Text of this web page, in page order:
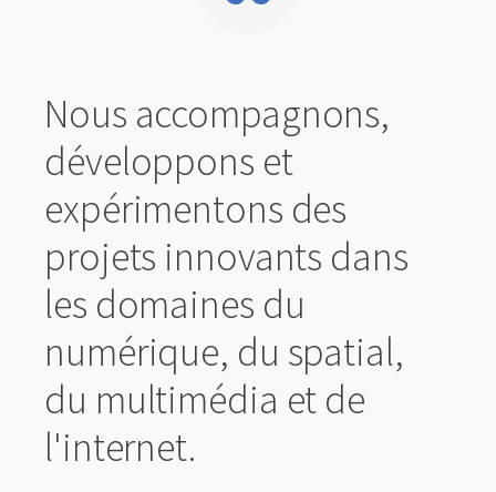
Nous accompagnons,
développons et
expérimentons des
projets innovants dans
les domaines du
numérique, du spatial,
du multimédia et de
l'internet.